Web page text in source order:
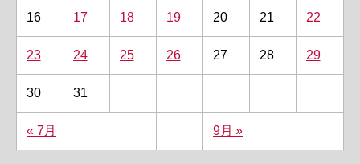
16 17 18 19 20 21 22
23 24 25 26 27 28 29
30 31
« 7月 9月 »